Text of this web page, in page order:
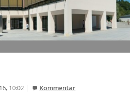
10:02 | Kommentar